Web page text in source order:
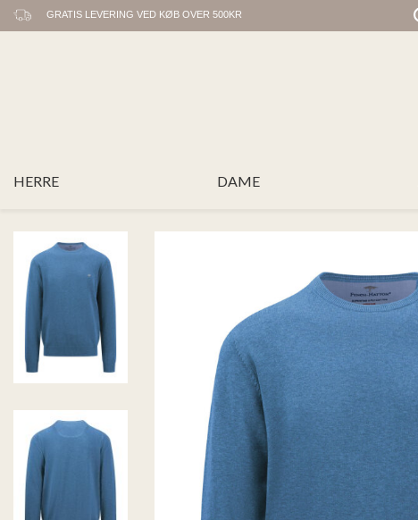
GRATIS LEVERING VED KØB OVER 500KR
HERRE DAME